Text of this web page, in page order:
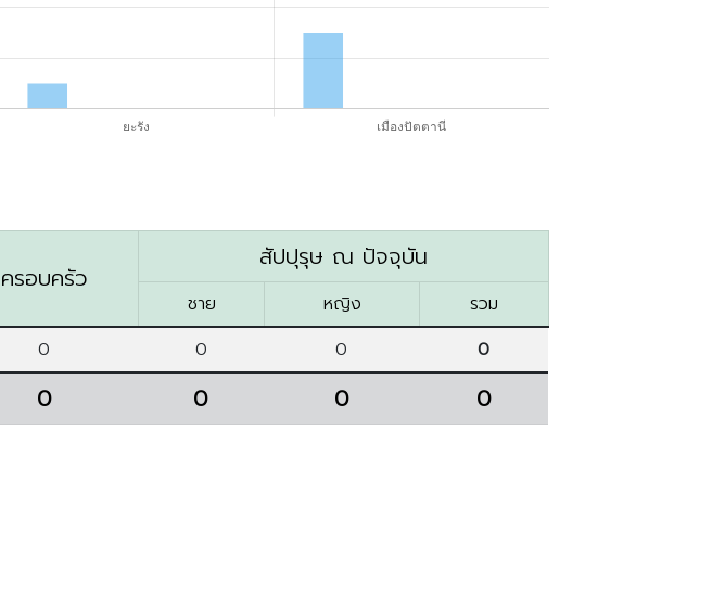
ครอบครัว
สัปปุรุษ ณ ปัจจุบัน
ชาย หญิง
รวม
0 0 0 0
0 0 0 0